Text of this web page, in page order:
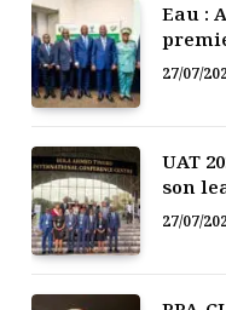
Eau :
27/07/
UAT
son
27/07/